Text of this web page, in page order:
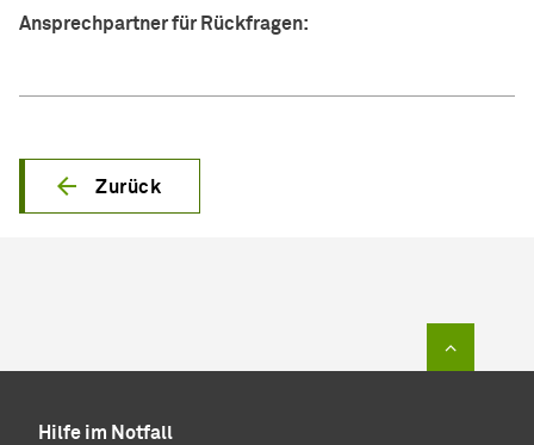
Ansprechpartner für Rückfragen:
Zurück
Hilfe im Notfall